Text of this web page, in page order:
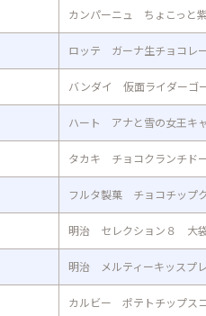
カンパーニュ ちょこっと
ロッテ ガーナ生チョコレ
バンダイ 仮面ライダーゴ
ハート アナと雪の女王キ
タカキ チョコクランチド
フルタ製菓 チョコチップ
明治 セレクション８ 大
明治 メルティーキッスプ
カルビー ポテトチップス